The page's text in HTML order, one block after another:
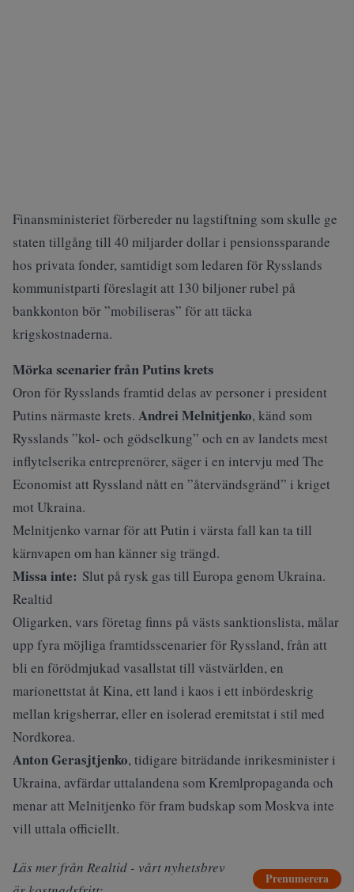
Finansministeriet förbereder nu lagstiftning som skulle ge
staten tillgång till 40 miljarder dollar i pensionssparande
hos privata fonder, samtidigt som ledaren för Rysslands
kommunistparti föreslagit att 130 biljoner rubel på
bankkonton bör ”mobiliseras” för att täcka
krigskostnaderna.
Mörka scenarier från Putins krets
Oron för Rysslands framtid delas av personer i president
Putins närmaste krets. Andrei Melnitjenko, känd som
Rysslands ”kol- och gödselkung” och en av landets mest
inflytelserika entreprenörer, säger i en intervju med The
Economist att Ryssland nått en ”återvändsgränd” i kriget
mot Ukraina.
Melnitjenko varnar för att Putin i värsta fall kan ta till
kärnvapen om han känner sig trängd.
Missa inte: Slut på rysk gas till Europa genom Ukraina.
Realtid
Oligarken, vars företag finns på västs sanktionslista, målar
upp fyra möjliga framtidsscenarier för Ryssland, från att
bli en förödmjukad vasallstat till västvärlden, en
marionettstat åt Kina, ett land i kaos i ett inbördeskrig
mellan krigsherrar, eller en isolerad eremitstat i stil med
Nordkorea.
Anton Gerasjtjenko, tidigare biträdande inrikesminister i
Ukraina, avfärdar uttalandena som Kremlpropaganda och
menar att Melnitjenko för fram budskap som Moskva inte
vill uttala officiellt.
Läs mer från Realtid - vårt nyhetsbrev
Prenumerera